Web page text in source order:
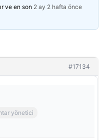
ve en son 2 ay 2 hafta önce
#17134
yönetici